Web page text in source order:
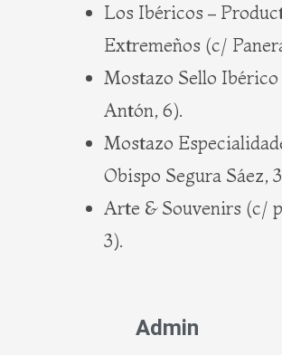
Los Ibéricos –
Extremeños (c/
Mostazo Sello
Antón, 6).
Mostazo
Obispo Segura Sáez,
Arte & Souvenirs (c/
3).
Admin